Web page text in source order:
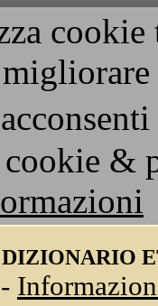
cookie &
DIZIONARIO
-